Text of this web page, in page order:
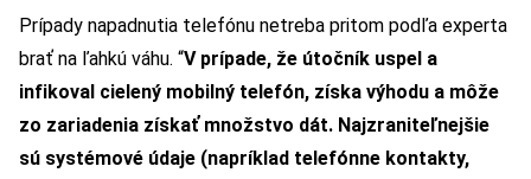
Prípady napadnutia telefónu netreba pritom podľa experta
brať na ľahkú váhu. “V prípade, že útočník uspel a
infikoval cielený mobilný telefón, získa výhodu a môže
zo zariadenia získať množstvo dát. Najzraniteľnejšie
sú systémové údaje (napríklad telefónne kontakty,